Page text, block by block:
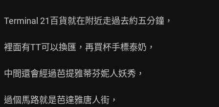
Terminal 21百貨就在附近走過去約五分鐘，
裡面有TT可以換匯，再買杯手標泰奶，
中間還會經過芭提雅蒂芬妮人妖秀，
過個馬路就是芭達雅唐人街，